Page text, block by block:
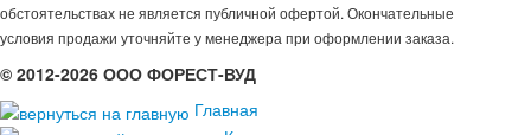
обстоятельствах не является публичной офертой. Окончательные
условия продажи уточняйте у менеджера при оформлении заказа.
© 2012-2026 ООО ФОРЕСТ-ВУД
Главная